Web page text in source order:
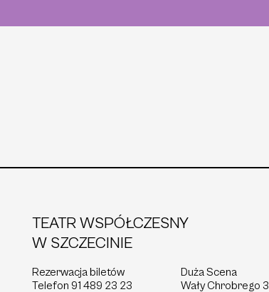
TEATR WSPÓŁCZESNY
W SZCZECINIE
Rezerwacja biletów
Telefon 91 489 23 23
Duża Scena
Wały Chrobrego 3